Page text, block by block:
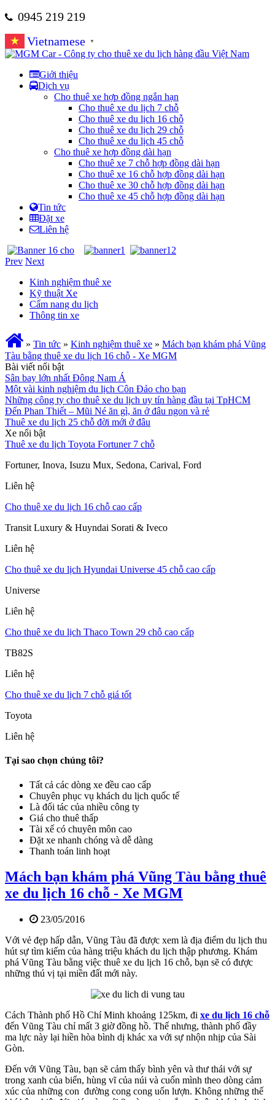
0945 219 219
Vietnamese
▼
Giới thiệu
Dịch vụ
Cho thuê xe hợp đồng ngắn hạn
Cho thuê xe du lịch 7 chỗ
Cho thuê xe du lịch 16 chỗ
Cho thuê xe du lịch 29 chỗ
Cho thuê xe du lịch 45 chỗ
Cho thuê xe hợp đồng dài hạn
Cho thuê xe 7 chỗ hợp đồng dài hạn
Cho thuê xe 16 chỗ hợp đồng dài hạn
Cho thuê xe 30 chỗ hợp đồng dài hạn
Cho thuê xe 45 chỗ hợp đồng dài hạn
Tin tức
Đặt xe
Liên hệ
Prev Next
Kinh nghiệm thuê xe
Kỹ thuật Xe
Cẩm nang du lịch
Thông tin xe
» Tin tức » Kinh nghiệm thuê xe » Mách bạn khám phá Vũng
Tàu bằng thuê xe du lịch 16 chỗ - Xe MGM
Bài viết nổi bật
Sân bay lớn nhất Đông Nam Á
Một vài kinh nghiệm du lịch Côn Đảo cho bạn
Những công ty cho thuê xe du lịch uy tín hàng đầu tại TpHCM
Đến Phan Thiết – Mũi Né ăn gì, ăn ở đâu ngon và rẻ
Thuê xe du lịch 25 chỗ đời mới ở đâu
Xe nổi bật
Thuê xe du lịch Toyota Fortuner 7 chỗ
Fortuner, Inova, Isuzu Mux, Sedona, Carival, Ford
Liên hệ
Cho thuê xe du lịch 16 chỗ cao cấp
Transit Luxury & Huyndai Sorati & Iveco
Liên hệ
Cho thuê xe du lịch Hyundai Universe 45 chỗ cao cấp
Universe
Liên hệ
Cho thuê xe du lịch Thaco Town 29 chỗ cao cấp
TB82S
Liên hệ
Cho thuê xe du lịch 7 chỗ giá tốt
Toyota
Liên hệ
Tại sao chọn chúng tôi?
Tất cả các dòng xe đều cao cấp
Chuyên phục vụ khách du lịch quốc tế
Là đối tác của nhiều công ty
Giá cho thuê thấp
Tài xế có chuyên môn cao
Đặt xe nhanh chóng và dễ dàng
Thanh toán linh hoạt
Mách bạn khám phá Vũng Tàu bằng thuê
xe du lịch 16 chỗ - Xe MGM
23/05/2016
Với vẻ đẹp hấp dẫn, Vũng Tàu đã được xem là địa điểm du lịch thu
hút sự tìm kiếm của hàng triệu khách du lịch thập phương. Khám
phá Vũng Tàu bằng việc thuê xe du lịch 16 chỗ, bạn sẽ có được
những thú vị tại miền đất mới này.
Cách Thành phố Hồ Chí Minh khoảng 125km, đi xe du lịch 16 chỗ
đến Vũng Tàu chỉ mất 3 giờ đồng hồ. Thế nhưng, thành phố đầy
ma lực này lại hiền hòa bình dị khác xa với sự nhộn nhịp của Sài
Gòn.
Đến với Vũng Tàu, bạn sẽ cảm thấy bình yên và thư thái với sự
trong xanh của biển, hùng vĩ của núi và cuốn mình theo dòng cảm
xúc của những con đường cong cong uốn lượn. Không những thế